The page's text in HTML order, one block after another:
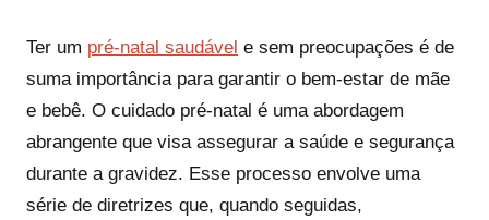
Ter um pré-natal saudável e sem preocupações é de
suma importância para garantir o bem-estar de mãe
e bebê. O cuidado pré-natal é uma abordagem
abrangente que visa assegurar a saúde e segurança
durante a gravidez. Esse processo envolve uma
série de diretrizes que, quando seguidas,